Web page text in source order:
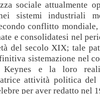
sociale attualmente
sistemi industriali
conflitto
e consolidatesi nel
del secolo XIX; tale
sistemazione nel
e la loro
attività politica del
per aver redatto nel